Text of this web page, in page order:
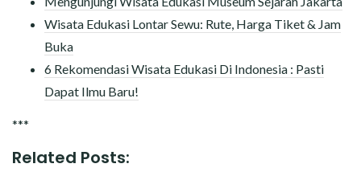
Wisata Edukasi Lontar Sewu: Rute, Harga Tiket & Jam
Buka
6 Rekomendasi Wisata Edukasi Di Indonesia : Pasti
Dapat Ilmu Baru!
***
Related Posts: